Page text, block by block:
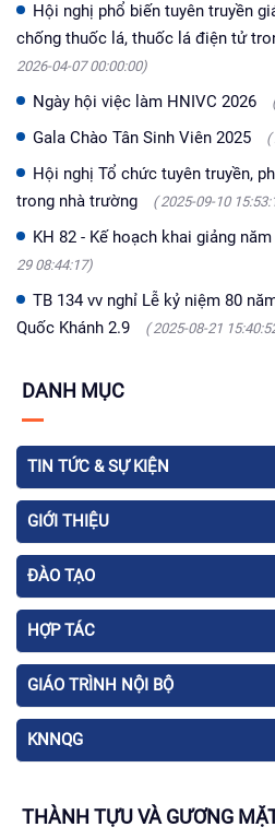
Hội nghị phổ biến tuyên truyền
chống thuốc lá, thuốc lá điện tử
2026-04-07 00:00:00)
Ngày hội việc làm HNIVC 2026
Gala Chào Tân Sinh Viên 2025 (
Hội nghị Tổ chức tuyên truyền,
trong nhà trường
( 2025-09-10
KH 82 - Kế hoạch khai giảng
29 08:44:17)
TB 134 vv nghỉ Lễ kỷ niệm 80
Quốc Khánh 2.9
( 2025-08-21
DANH MỤC
TIN TỨC & SỰ KIỆN
GIỚI THIỆU
ĐÀO TẠO
HỢP TÁC
GIÁO TRÌNH NỘI BỘ
KNNQG
THÀNH TỰU VÀ GƯƠNG